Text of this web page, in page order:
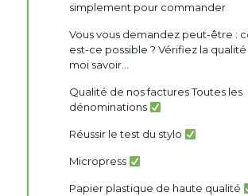
simplement pour commander
Vous vous demandez peut-être :
est-ce possible ? Vérifiez la
moi savoir…
Qualité de nos factures Toutes les
dénominations
Réussir le test du stylo
Micropress
Papier plastique de haute qualité